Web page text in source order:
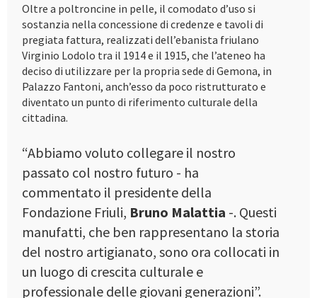
Oltre a poltroncine in pelle, il comodato d’uso si
sostanzia nella concessione di credenze e tavoli di
pregiata fattura, realizzati dell’ebanista friulano
Virginio Lodolo tra il 1914 e il 1915, che l’ateneo ha
deciso di utilizzare per la propria sede di Gemona, in
Palazzo Fantoni, anch’esso da poco ristrutturato e
diventato un punto di riferimento culturale della
cittadina.
“Abbiamo voluto collegare il nostro
passato col nostro futuro - ha
commentato il presidente della
Fondazione Friuli, Bruno Malattia -. Questi
manufatti, che ben rappresentano la storia
del nostro artigianato, sono ora collocati in
un luogo di crescita culturale e
professionale delle giovani generazioni”.